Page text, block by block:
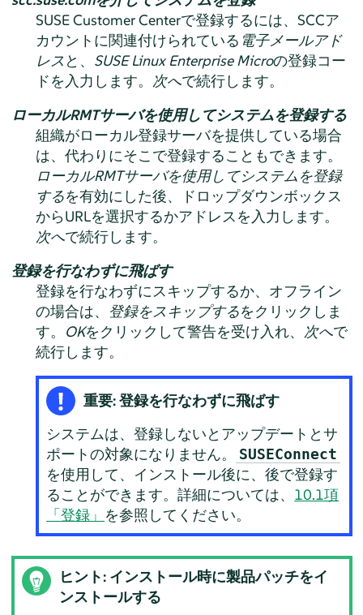
SUSE Customer Centerで登録するには、SCCア
カウントに関連付けられている 電子メールアド
レス と、 SUSE Linux Enterprise Microの登録コー
ドを入力します。 次へで続行します。
ローカルRMTサーバを使用してシステムを登録する
組織がローカル登録サーバを提供している場合
は、代わりにそこで登録することもできます。
ローカルRMTサーバを使用してシステムを登録
するを有効にした後、ドロップダウンボックス
からURLを選択するかアドレスを入力します。
次へで続行します。
登録を行なわずに飛ばす
登録を行なわずにスキップするか、オフライン
の場合は、
登録をスキップするをクリックしま
す。
OKをクリックして警告を受け入れ、 次へで
続行します。
重要: 登録を行なわずに飛ばす
システムは、登録しないとアップデートとサ
ポートの対象になりません。
SUSEConnect
を使用して、インストール後に、後で登録す
ることができます。詳細については、 10.1項
「登録」 を参照してください。
ヒント: インストール時に製品パッチをイ
ンストールする